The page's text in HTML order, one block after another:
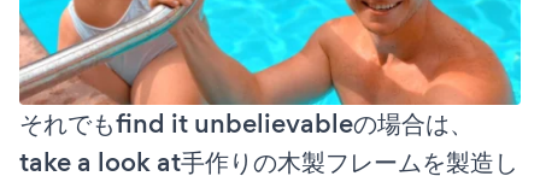
それでもfind it unbelievableの場合は、
take a look at手作りの木製フレームを製造し